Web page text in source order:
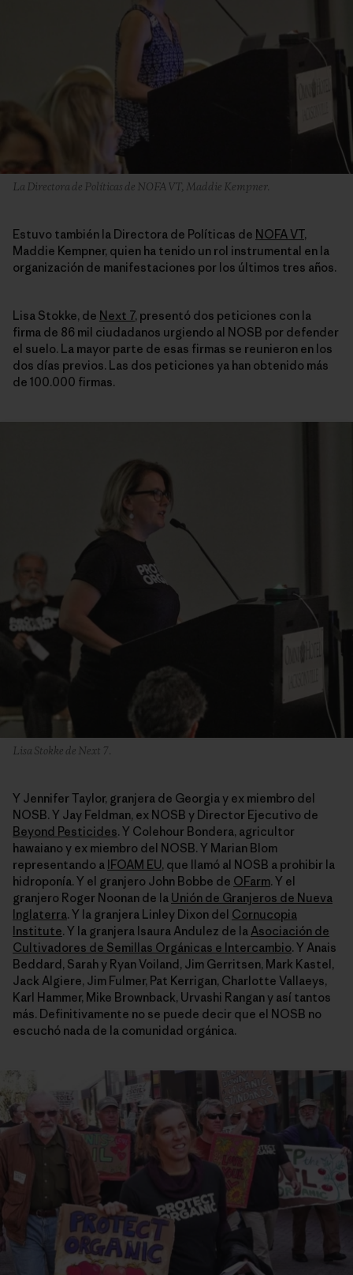
La Directora de Políticas de NOFA VT, Maddie Kempner.
Estuvo también la Directora de Políticas de NOFA VT,
Maddie Kempner, quien ha tenido un rol instrumental en la
organización de manifestaciones por los últimos tres años.
Lisa Stokke, de Next 7, presentó dos peticiones con la
firma de 86 mil ciudadanos urgiendo al NOSB por defender
el suelo. La mayor parte de esas firmas se reunieron en los
dos días previos. Las dos peticiones ya han obtenido más
de 100.000 firmas.
Lisa Stokke de Next 7.
Y Jennifer Taylor, granjera de Georgia y ex miembro del
NOSB. Y Jay Feldman, ex NOSB y Director Ejecutivo de
Beyond Pesticides. Y Colehour Bondera, agricultor
hawaiano y ex miembro del NOSB. Y Marian Blom
representando a IFOAM EU, que llamó al NOSB a prohibir la
hidroponía. Y el granjero John Bobbe de OFarm. Y el
granjero Roger Noonan de la Unión de Granjeros de Nueva
Inglaterra. Y la granjera Linley Dixon del Cornucopia
Institute. Y la granjera Isaura Andulez de la Asociación de
Cultivadores de Semillas Orgánicas e Intercambio. Y Anais
Beddard, Sarah y Ryan Voiland, Jim Gerritsen, Mark Kastel,
Jack Algiere, Jim Fulmer, Pat Kerrigan, Charlotte Vallaeys,
Karl Hammer, Mike Brownback, Urvashi Rangan y así tantos
más. Definitivamente no se puede decir que el NOSB no
escuchó nada de la comunidad orgánica.